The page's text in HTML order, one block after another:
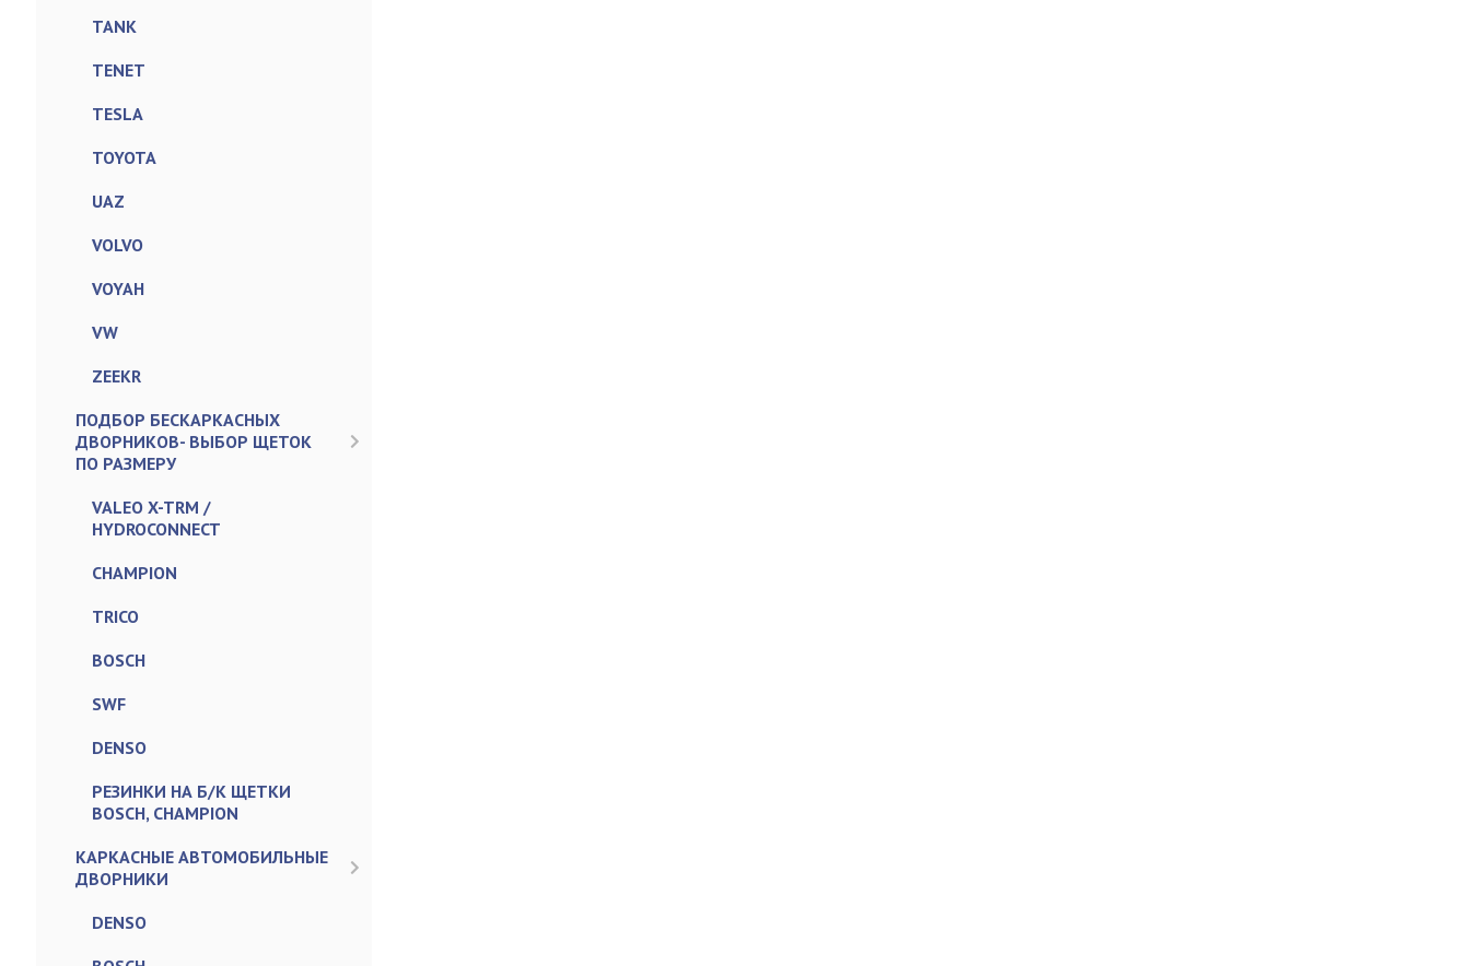
TANK
TENET
TESLA
TOYOTA
UAZ
VOLVO
VOYAH
VW
ZEEKR
ПОДБОР БЕСКАРКАСНЫХ
ДВОРНИКОВ- ВЫБОР ЩЕТОК
ПО РАЗМЕРУ
VALEO X-TRM /
HYDROCONNECT
CHAMPION
TRICO
BOSCH
SWF
DENSO
РЕЗИНКИ НА Б/К ЩЕТКИ
BOSCH, CHAMPION
КАРКАСНЫЕ АВТОМОБИЛЬНЫЕ
ДВОРНИКИ
DENSO